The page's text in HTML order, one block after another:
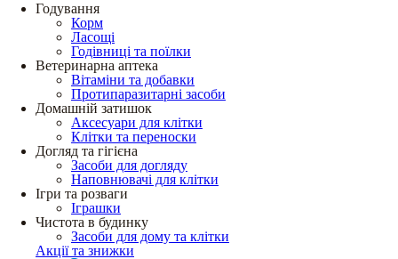
Годування
Корм
Ласощі
Годівниці та поїлки
Ветеринарна аптека
Вітаміни та добавки
Протипаразитарні засоби
Домашній затишок
Аксесуари для клітки
Клітки та переноски
Догляд та гігієна
Засоби для догляду
Наповнювачі для клітки
Ігри та розваги
Іграшки
Чистота в будинку
Засоби для дому та клітки
Акції та знижки